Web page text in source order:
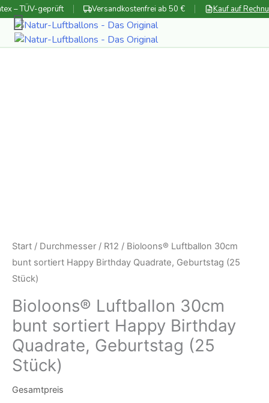
Zum
Inhalt
springen
– TÜV-geprüft Versandkostenfrei ab 50 € Kauf auf
Start / Durchmesser / R12 / Bioloons® Luftballon 30cm
bunt sortiert Happy Birthday Quadrate, Geburtstag (25
Stück)
Bioloons® Luftballon 30cm
bunt sortiert Happy Birthday
Quadrate, Geburtstag (25
Stück)
Gesamtpreis